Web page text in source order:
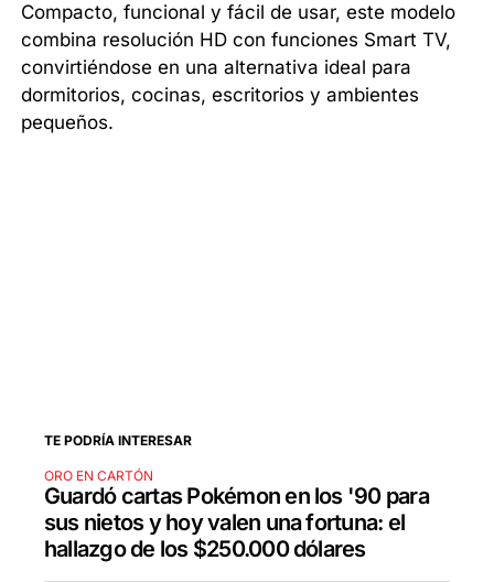
Compacto, funcional y fácil de usar, este modelo
combina resolución HD con funciones Smart TV,
convirtiéndose en una alternativa ideal para
dormitorios, cocinas, escritorios y ambientes
pequeños.
TE PODRÍA INTERESAR
ORO EN CARTÓN
Guardó cartas Pokémon en los '90 para
sus nietos y hoy valen una fortuna: el
hallazgo de los $250.000 dólares